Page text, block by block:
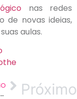
nas redes
de novas ideias,
aulas.
Casas dos Três Porquinhos para Imprimir: PDF com Moldes Alinhado à BNCC
Próximo